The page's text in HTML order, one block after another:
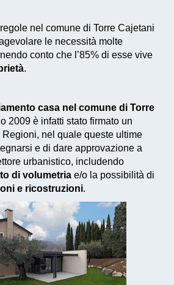
nel comune di Torre Cajetani
le necessità molte
conto che l’85% di esse vive
.
casa nel comune di Torre
2009 è infatti stato firmato un
Regioni, nel quale queste ultime
e di dare approvazione a
urbanistico, includendo
di volumetria e/o la possibilità di
e ricostruzioni.